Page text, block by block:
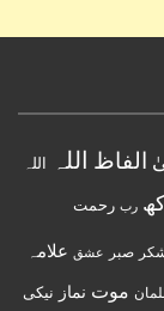
الفاظ اللہ اللہ
رب رحمت
صبر عشق علامہ
موت نماز نیکی